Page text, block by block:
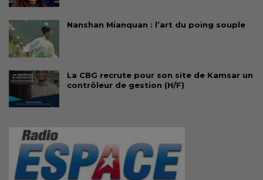
Nanshan Mianquan : l’art du poing souple
La CBG recrute pour son site de Kamsar un
contrôleur de gestion (H/F)